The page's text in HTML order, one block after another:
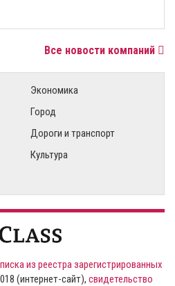
Все новости компаний
Экономика
Город
Дороги и транспорт
Культура
из реестра зарегистрированных
(интернет-сайт), свидетельство